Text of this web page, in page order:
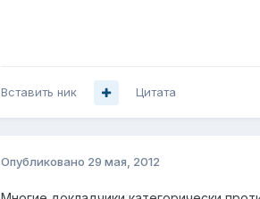
Вставить ник Цитата
Опубликовано 29 мая, 2012